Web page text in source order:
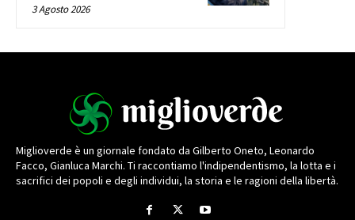
3 Agosto 2026
Miglioverde è un giornale fondato da Gilberto Oneto, Leonardo
Facco, Gianluca Marchi. Ti raccontiamo l'indipendentismo, la lotta e i
sacrifici dei popoli e degli individui, la storia e le ragioni della libertà.